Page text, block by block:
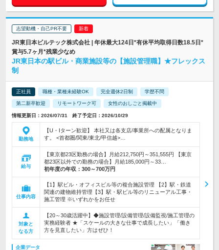
志望動機・自己PR不要
JR東日本ビルテック株式会社 | 年休最大124日*有休平均取得日数18.5日*
賞与5.7ヶ月*残業少なめ
JR東日本の駅ビル・商業施設等の【施設管理職】★フレックス
制
正社員 職種・業種未経験OK 完全週休2日制 学歴不問
第二新卒歓迎 リモートワーク可 女性のおしごと掲載中
情報更新日：2026/07/31 終了予定日：2026/10/29
勤務地
【U・Iターン歓迎】 本社又は各支店/事業所への配属となりま
す。 <首都圏/関東/東北/甲信越>…
給与
【東京都23区勤務の場合】月給212,750円～351,555円 【東京
都23区以外での勤務の場合】月給185,000円～33…
初年度の年収： 300～700万円
仕事内容
【1】駅ビル・オフィスビル等の複合施設管理 【2】駅・鉄道
関連の建物維持管理【3】駅・駅ビル等のリニューアル工事・
施工管理 ※いずれかをお任せ
対象と
なる方
【20～30歳活躍中】◆施設管理/設備管理/設備監視/施工管理の
実務経験者 ★「スケールの大きな仕事で成長したい」「働き
方を見直したい」方はぜひ！
企業データ